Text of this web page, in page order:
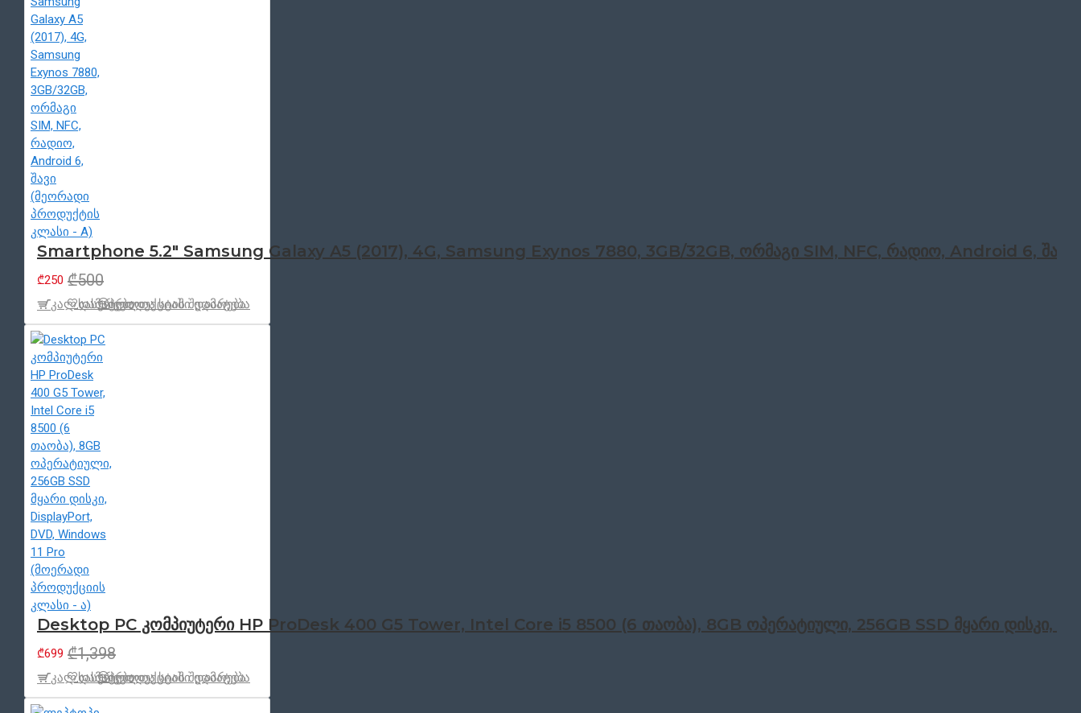
Smartphone 5.2" Samsung Galaxy A5 (2017), 4G, Samsung Exynos 7880, 3GB/32GB, ორმაგი SIM, NFC, რადიო, Android 6,
₾250 ₾500
კალ.დამატება
სასურველთა სიაში დამატება
პროდუქცტის შედარება
Desktop PC კომპიუტერი HP ProDesk 400 G5 Tower, Intel Core i5 8500 (6 თაობა), 8GB ოპერატიული, 256GB SSD მყარი დისკი,
₾699 ₾1,398
კალ.დამატება
სასურველთა სიაში დამატება
პროდუქცტის შედარება